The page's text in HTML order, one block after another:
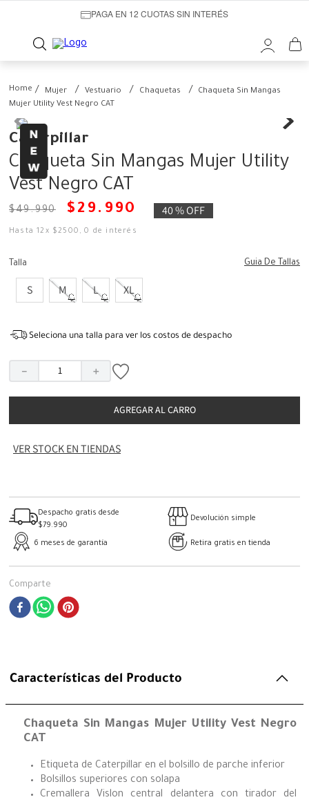
PAGA EN 12 CUOTAS SIN INTERÉS
Mujer Vestuario Chaquetas
Chaqueta Sin Mangas
Mujer Utility Vest Negro CAT
Caterpillar
Chaqueta Sin Mangas Mujer Utility
Vest Negro CAT
$49.990 $ 29 . 990 40 %OFF
Hasta12 x $2500 ,0 de interés
Talla Guia De Tallas
S M L XL
Seleciona una talla para ver los costos de despacho
＋
－
AGREGAR AL CARRO
VER STOCK EN TIENDAS
Despacho gratis desde
$79.990
Devolución simple
6 meses de garantía Retira gratis en tienda
Comparte
Características del Producto
Chaqueta Sin Mangas Mujer Utility Vest Negro
CAT
Etiqueta de Caterpillar en el bolsillo de parche inferior
Bolsillos superiores con solapa
Cremallera Vislon central delantera con tirador del